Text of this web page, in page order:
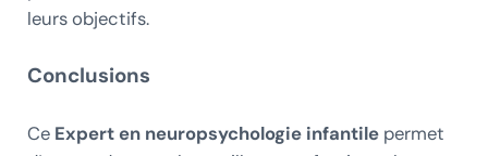
leurs objectifs.
Conclusions
Ce Expert en neuropsychologie infantilepermet